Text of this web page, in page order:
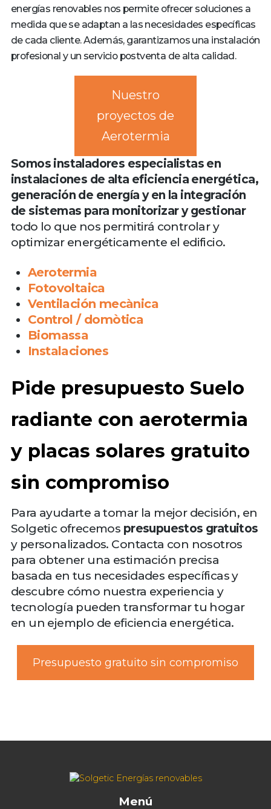
energías renovables nos permite ofrecer soluciones a
medida que se adaptan a las necesidades específicas
de cada cliente. Además, garantizamos una instalación
profesional y un servicio postventa de alta calidad.
Nuestro
proyectos de
Aerotermia
Somos instaladores especialistas en
instalaciones de alta eficiencia energética,
generación de energía y en la integración
de sistemas para monitorizar y gestionar
todo lo que nos permitirá controlar y
optimizar energéticamente el edificio.
Aerotermia
Fotovoltaica
Ventilación mecànica
Control / domòtica
Biomassa
Instalaciones
Pide presupuesto Suelo
radiante con aerotermia
y placas solares gratuito
sin compromiso
Para ayudarte a tomar la mejor decisión, en
Solgetic ofrecemos presupuestos gratuitos
y personalizados. Contacta con nosotros
para obtener una estimación precisa
basada en tus necesidades específicas y
descubre cómo nuestra experiencia y
tecnología pueden transformar tu hogar
en un ejemplo de eficiencia energética.
Presupuesto gratuito sin compromiso
Menú